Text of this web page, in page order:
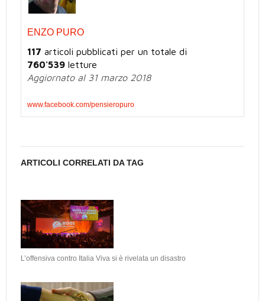
ENZO PURO
117 articoli pubblicati per un totale di
760'539 letture
Aggiornato al 31 marzo 2018
www.facebook.com/pensieropuro
ARTICOLI CORRELATI DA TAG
L’offensiva contro Italia Viva si è rivelata un disastro